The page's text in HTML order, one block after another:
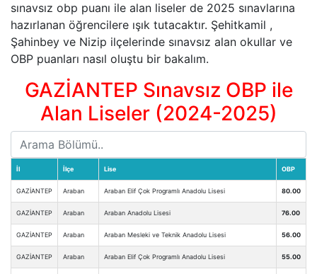
sınavsız obp puanı ile alan liseler de 2025 sınavlarına
hazırlanan öğrencilere ışık tutacaktır. Şehitkamil ,
Şahinbey ve Nizip ilçelerinde sınavsız alan okullar ve
OBP puanları nasıl oluştu bir bakalım.
GAZİANTEP Sınavsız OBP ile
Alan Liseler (2024-2025)
İl İlçe Lise OBP
GAZİANTEP Araban Araban Elif Çok Programlı Anadolu Lisesi 80.00
GAZİANTEP Araban Araban Anadolu Lisesi 76.00
GAZİANTEP Araban Araban Mesleki ve Teknik Anadolu Lisesi 56.00
GAZİANTEP Araban Araban Elif Çok Programlı Anadolu Lisesi 55.00